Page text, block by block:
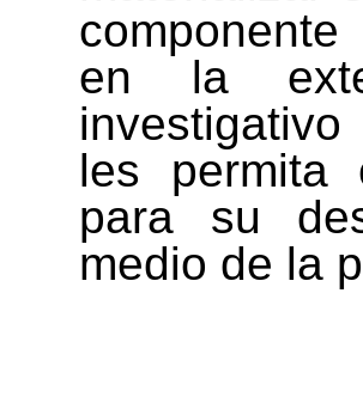
en la
les permita
para su
medio de la